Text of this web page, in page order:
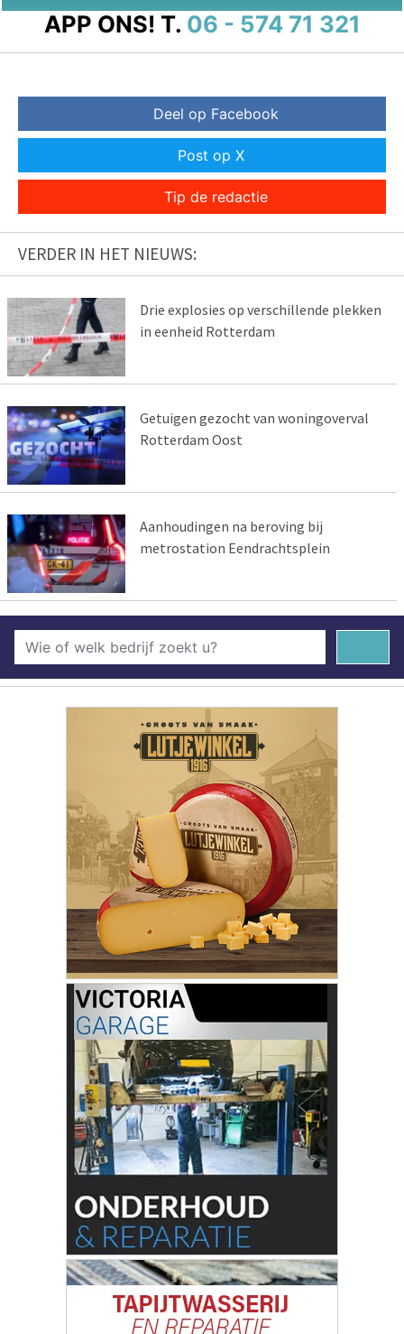
APP ONS! T. 06 - 574 71 321
Deel op Facebook
Post op X
Tip de redactie
VERDER IN HET NIEUWS:
Drie explosies op verschillende plekken
in eenheid Rotterdam
Getuigen gezocht van woningoverval
Rotterdam Oost
Aanhoudingen na beroving bij
metrostation Eendrachtsplein